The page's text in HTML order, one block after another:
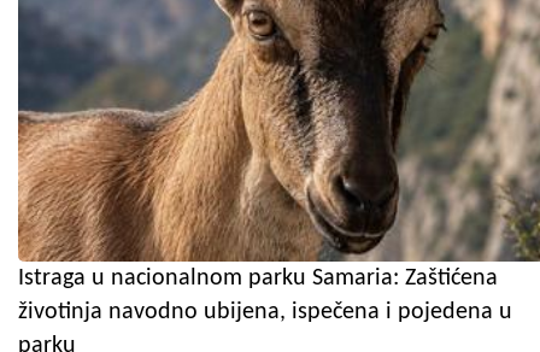
Istraga u nacionalnom parku Samaria: Zaštićena
životinja navodno ubijena, ispečena i pojedena u
parku